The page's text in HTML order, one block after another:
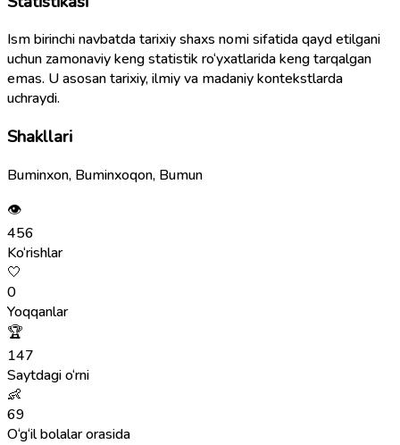
Ism birinchi navbatda tarixiy shaxs nomi sifatida qayd etilgani
uchun zamonaviy keng statistik ro‘yxatlarida keng tarqalgan
emas. U asosan tarixiy, ilmiy va madaniy kontekstlarda
uchraydi.
Shakllari
Buminxon, Buminxoqon, Bumun
👁
456
Ko‘rishlar
🤍
0
Yoqqanlar
🏆
147
Saytdagi o‘rni
👶
69
O‘g‘il bolalar orasida